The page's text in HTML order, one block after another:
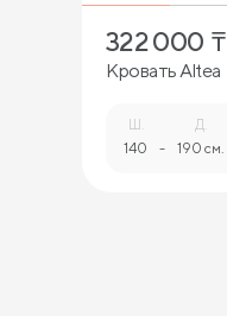
322 000 ₸
Кровать Altea
Ш.
140 -
Д.
190 см.